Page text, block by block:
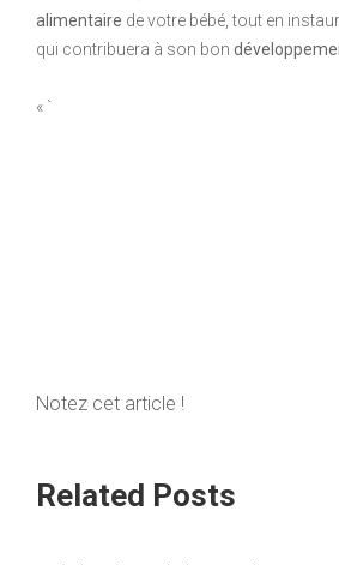
alimentaire de votre bébé, tout en
qui contribuera à son bon
« `
Notez cet article !
Related Posts